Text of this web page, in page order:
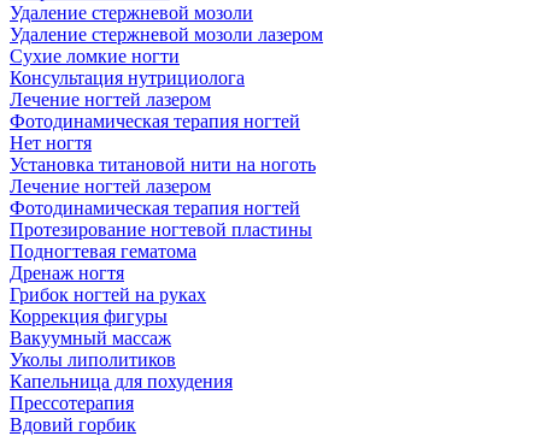
Удаление стержневой мозоли
Удаление стержневой мозоли лазером
Сухие ломкие ногти
Консультация нутрициолога
Лечение ногтей лазером
Фотодинамическая терапия ногтей
Нет ногтя
Установка титановой нити на ноготь
Лечение ногтей лазером
Фотодинамическая терапия ногтей
Протезирование ногтевой пластины
Подногтевая гематома
Дренаж ногтя
Грибок ногтей на руках
Коррекция фигуры
Вакуумный массаж
Уколы липолитиков
Капельница для похудения
Прессотерапия
Вдовий горбик